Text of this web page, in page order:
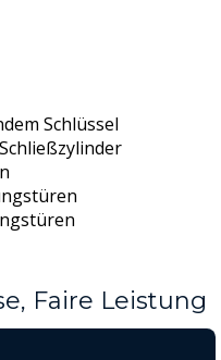
Schlüssel
Faire Leistung